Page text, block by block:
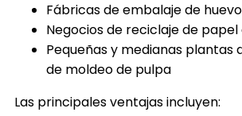
Fábricas de embalaje de
Negocios de reciclaje de
Pequeñas y medianas plantas
de moldeo de pulpa
Las principales ventajas incluyen: